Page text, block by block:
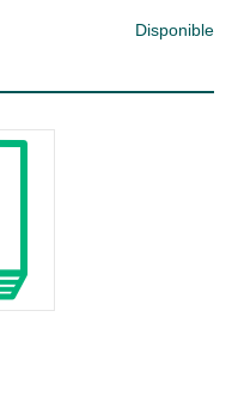
Disponible